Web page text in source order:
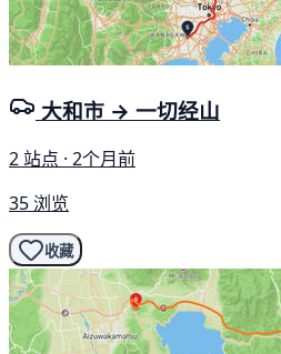
大和市 → 一切经山
2 站点 · 2个月前
35 浏览
收藏